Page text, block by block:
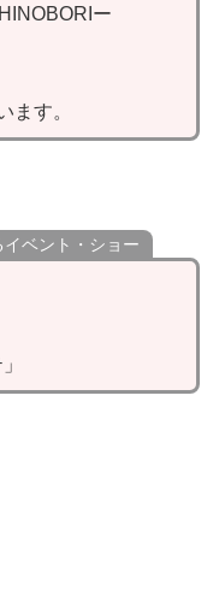
ー
ます。
イベント・ショー